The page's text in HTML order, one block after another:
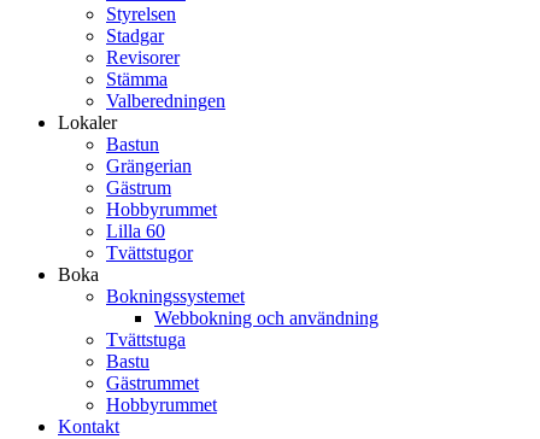
Styrelsen
Stadgar
Revisorer
Stämma
Valberedningen
Lokaler
Bastun
Grängerian
Gästrum
Hobbyrummet
Lilla 60
Tvättstugor
Boka
Bokningssystemet
Webbokning och användning
Tvättstuga
Bastu
Gästrummet
Hobbyrummet
Kontakt